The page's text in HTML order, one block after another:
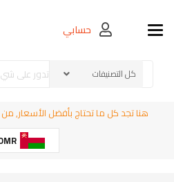
Toggle navigationحسابي
هنا تجد كل ما تحتاج بأفضل الأسعار,